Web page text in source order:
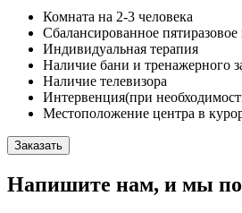
Комната на 2-3 человека
Сбалансированное
Индивидуальная терапия
Наличие бани и тренажерного
Наличие телевизора
Интервенция(при
Местоположение центра в
Заказать
Напишите нам, и мы